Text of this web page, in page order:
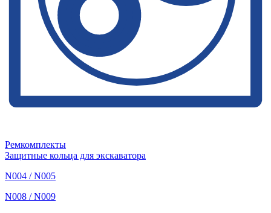
Ремкомплекты
Защитные кольца для экскаватора
N004 / N005
N008 / N009